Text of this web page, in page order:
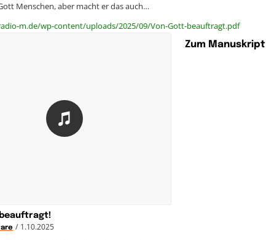
Menschen, aber macht er das auch…
m.de/wp-content/uploads/2025/09/Von-Gott-beauftragt.pdf
Zum Manuskript
/ 1.10.2025